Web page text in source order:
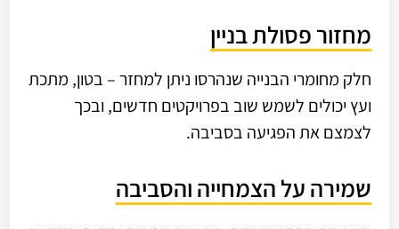
מחזור פסולת בניין
חלק מחומרי הבנייה שנהרסו ניתן למחזר – בטון, מתכת
ועץ יכולים לשמש שוב בפרויקטים חדשים, ובכך
לצמצם את הפגיעה בסביבה.
שמירה על הצמחייה והסביבה